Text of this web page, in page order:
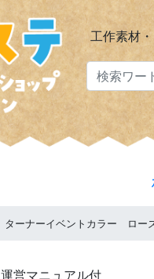
工作素材
ターナーイベントカラー ロー
運営マニュアル付